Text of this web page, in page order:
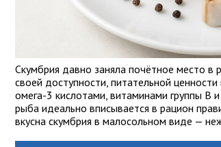
Скумбрия давно заняла почётное место в
своей доступности, питательной
омега-3 кислотами, витаминами группы B
рыба идеально вписывается в рацион
вкусна скумбрия в малосольном виде —